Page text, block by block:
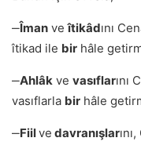
‒Îman veîtikâdını
îtikad ile bir hâle
‒Ahlâk ve vasıflarını
vasıflarla bir hâle
‒Fiilve davranışlar